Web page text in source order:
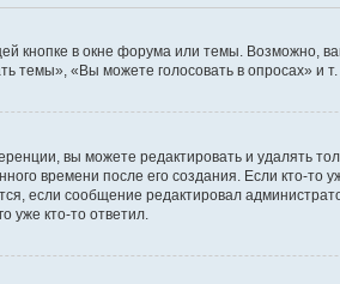
кнопке в окне форума или темы. Возможно,
«Вы можете голосовать в опросах» и т.
вы можете редактировать и удалять
времени после его создания. Если кто-
если сообщение редактировал
уже кто-то ответил.